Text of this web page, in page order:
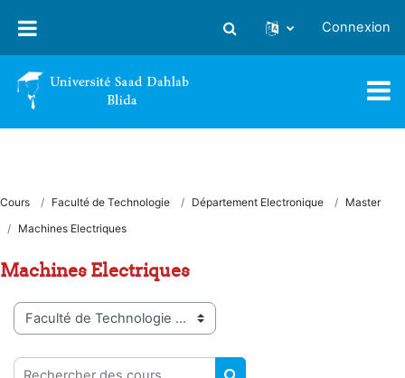
Activer/désactiver la saisie
Connexion
Cours Faculté de Technologie Département Electronique
Master
Machines Electriques
Machines Electriques
Catégories de cours
Rechercher des cours